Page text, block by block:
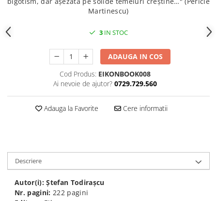
Martinescu)
3 IN STOC
ADAUGA IN COS
Cod Produs: EIKONBOOK008
Ai nevoie de ajutor? 0729.729.560
Adauga la Favorite Cere informatii
Descriere
Autor(i): Ștefan Todirașcu
Nr. pagini: 222 pagini